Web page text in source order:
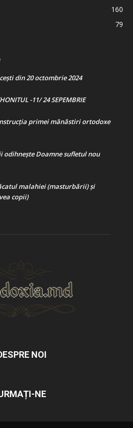
160
79
din 20 octombrie 2024
-11/ 24 SEPEMBRIE
primei mănăstiri ortodoxe
odihnește Doamne sufletul nou
malahiei (masturbării) şi
copii)
NOI
NE